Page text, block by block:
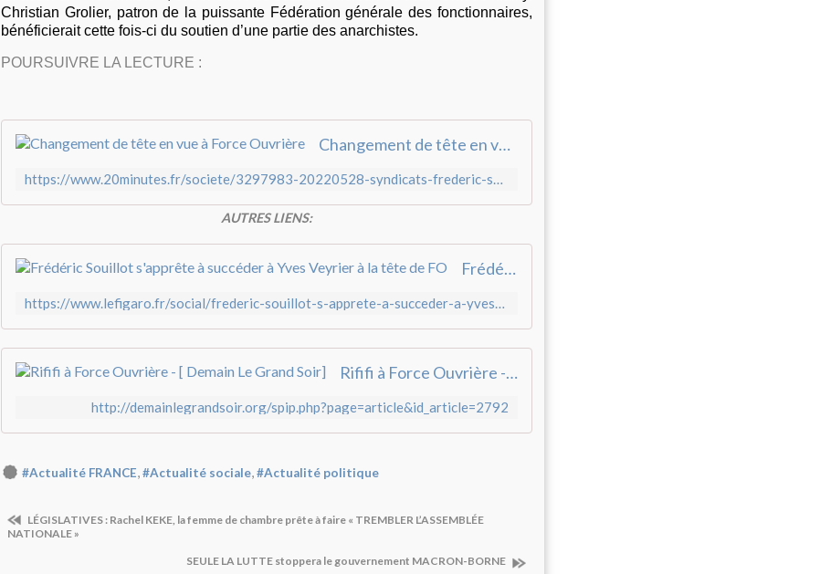
Christian Grolier, patron de la puissante Fédération générale des fonctionnaires,
bénéficierait cette fois-ci du soutien d’une partie des anarchistes.
POURSUIVRE LA LECTURE :
Changement de tête en vue à Force Ouvrière
https://www.20minutes.fr/societe/3297983-20220528-syndicats-frederic-souillot-apprete-succeder-yves-veyrier-tete-force-ouvriere
AUTRES LIENS:
Frédéric Souillot s'apprête à succéder à Yves Veyrier à la tête de FO
https://www.lefigaro.fr/social/frederic-souillot-s-apprete-a-succeder-a-yves-veyrier-a-la-tete-de-fo-20220528
Rififi à Force Ouvrière - [ Demain Le Grand Soir]
http://demainlegrandsoir.org/spip.php?page=article&id_article=2792
#Actualité FRANCE,#Actualité sociale,#Actualité politique
LÉGISLATIVES : Rachel KEKE, la femme de chambre prête à faire « TREMBLER L’ASSEMBLÉE
NATIONALE »
SEULE LA LUTTE stoppera le gouvernement MACRON-BORNE